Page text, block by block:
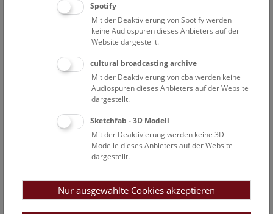
Angestrebt wird, weitere tiefergehende Recherchen für die
nächsten Jahre zu formulieren bzw. eine begleitende
Provenienzforschung im Haus zu etablieren, die sich
spezifischen kolonialen Zusammenhängen widmet. Diese
wird zu einer ausgeweiteten Kontextualisierung der Objekte
in den Sammlungen des NHM Wien führen.
Wissenschaftlichen Mitarbeiter*innen des KolText-
Prof. Dr. Sabine Eggers
Constanze Schattke, MSc
Dominik Spörker, BA BA MA
Spotify
Mit der Deaktivierung von Spotify werden
keine Audiospuren dieses Anbieters auf der
Website dargestellt.
cultural broadcasting archive
Mit der Deaktivierung von cba werden keine
Audiospuren dieses Anbieters auf der Website
dargestellt.
Sketchfab - 3D Modell
Mit der Deaktivierung werden keine 3D
Modelle dieses Anbieters auf der Website
dargestellt.
Nur ausgewählte Cookies akzeptieren